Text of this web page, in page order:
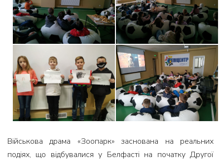
Військова драма «Зоопарк» заснована на реальних
подіях, що відбувалися у Белфасті на початку Другої